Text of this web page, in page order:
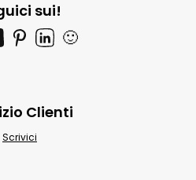
sui!
🙂
Clienti
Scrivici